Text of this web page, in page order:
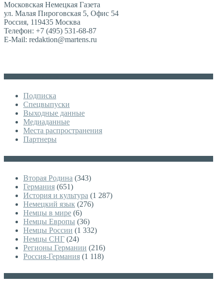
Московская Немецкая Газета
ул. Малая Пироговская 5, Офис 54
Россия, 119435 Москва
Телефон: +7 (495) 531-68-87
E-Mail: redaktion@martens.ru
Подписка
Спецвыпуски
Выходные данные
Медиаданные
Места распространения
Партнеры
Вторая Родина (343)
Германия (651)
История и культура (1 287)
Немецкий язык (276)
Немцы в мире (6)
Немцы Европы (36)
Немцы России (1 332)
Немцы СНГ (24)
Регионы Германии (216)
Россия-Германия (1 118)